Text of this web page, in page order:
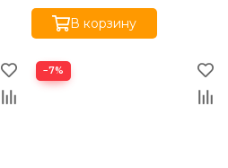
В корзину
−7%